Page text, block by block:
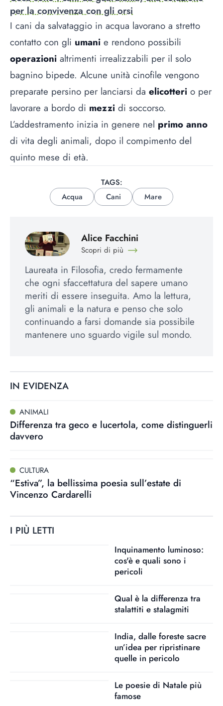
per la convivenza con gli orsi
I cani da salvataggio in acqua lavorano a stretto
contatto con gli umani e rendono possibili
operazioni altrimenti irrealizzabili per il solo
bagnino bipede. Alcune unità cinofile vengono
preparate persino per lanciarsi da elicotteri o per
lavorare a bordo di mezzi di soccorso.
L’addestramento inizia in genere nel primo anno
di vita degli animali, dopo il compimento del
quinto mese di età.
TAGS:
Acqua
Cani Mare
Alice Facchini
Scopri di più
Laureata in Filosofia, credo fermamente
che ogni sfaccettatura del sapere umano
meriti di essere inseguita. Amo la lettura,
gli animali e la natura e penso che solo
continuando a farsi domande sia possibile
mantenere uno sguardo vigile sul mondo.
IN EVIDENZA
ANIMALI
Differenza tra geco e lucertola, come distinguerli
davvero
CULTURA
“Estiva”, la bellissima poesia sull’estate di
Vincenzo Cardarelli
I PIÙ LETTI
Inquinamento luminoso:
cos'è e quali sono i
pericoli
Qual è la differenza tra
stalattiti e stalagmiti
India, dalle foreste sacre
un’idea per ripristinare
quelle in pericolo
Le poesie di Natale più
famose